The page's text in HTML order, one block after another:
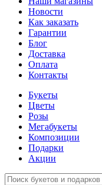
Новости
Как заказать
Гарантии
Блог
Доставка
Оплата
Контакты
Букеты
Цветы
Розы
Мегабукеты
Композиции
Подарки
Акции